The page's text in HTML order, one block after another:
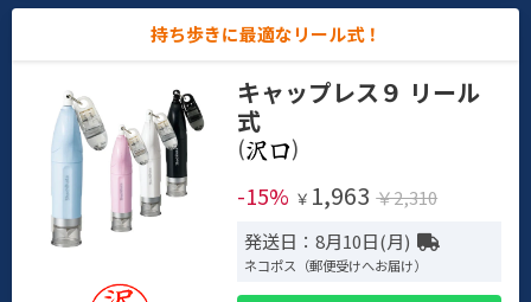
持ち歩きに最適なリール式！
キャップレス９ リール
式
(
)
-15% ￥ 1,963 ￥2,310
発送日：8月10日(月)
ネコポス（郵便受けへお届け）